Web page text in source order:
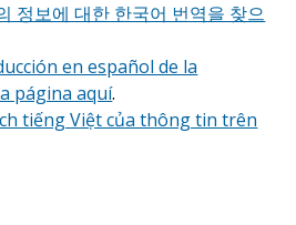
정보에 대한 한국어 번역을 찾으
en español de la
página aquí.
tiếng Việt của thông tin trên